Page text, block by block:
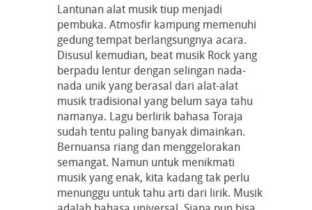
Lantunan alat musik tiup menjadi
pembuka. Atmosfir kampung memenuhi
gedung tempat berlangsungnya acara.
Disusul kemudian, beat musik Rock yang
berpadu lentur dengan selingan nada-
nada unik yang berasal dari alat-alat
musik tradisional yang belum saya tahu
namanya. Lagu berlirik bahasa Toraja
sudah tentu paling banyak dimainkan.
Bernuansa riang dan menggelorakan
semangat. Namun untuk menikmati
musik yang enak, kita kadang tak perlu
menunggu untuk tahu arti dari lirik. Musik